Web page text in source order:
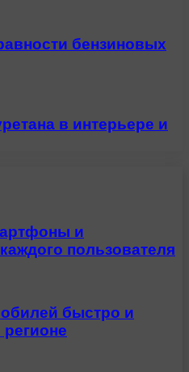
бензиновых
в интерьере и
и
пользователя
быстро и